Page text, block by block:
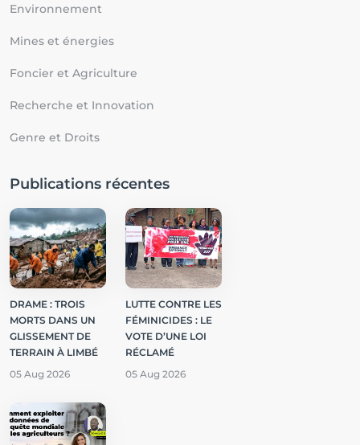
Environnement
Mines et énergies
Foncier et Agriculture
Recherche et Innovation
Genre et Droits
Publications récentes
DRAME : TROIS
MORTS DANS UN
GLISSEMENT DE
TERRAIN À LIMBÉ
05 Aug 2026
LUTTE CONTRE LES
FÉMINICIDES : LE
VOTE D’UNE LOI
RÉCLAMÉ
05 Aug 2026